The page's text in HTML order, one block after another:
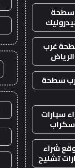
سطحة
غرب
الرياض
سطحة
سيارات
سكراب
شراء
تشليح